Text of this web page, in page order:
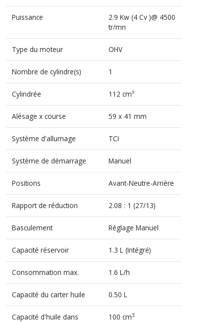
Puissance
2.9 Kw (4 Cv )@ 4500
tr/mn
Type du moteur OHV
Nombre de cylindre(s) 1
Cylindrée 112 cm³
Alésage x course 59 x 41 mm
Système d'allumage TCI
Système de démarrage Manuel
Positions Avant-Neutre-Arrière
Rapport de réduction 2.08 : 1 (27/13)
Basculement Réglage Manuel
Capacité réservoir 1.3 L (Intégré)
Consommation max. 1.6 L/h
Capacité du carter huile 0.50 L
Capacité d'huile dans
100 cm3